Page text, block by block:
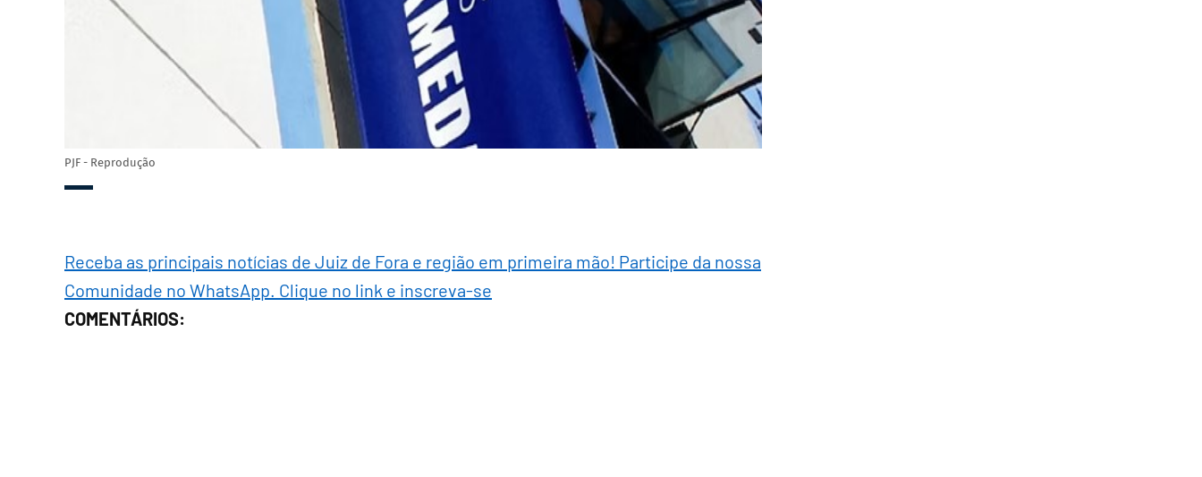
PJF - Reprodução
Receba as principais notícias de Juiz de Fora e região em primeira mão! Participe da nossa
Comunidade no WhatsApp. Clique no link e inscreva-se
COMENTÁRIOS: